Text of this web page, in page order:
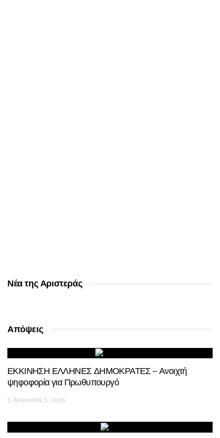
Νέα της Αριστεράς
Απόψεις
ΕΚΚΙΝΗΣΗ ΕΛΛΗΝΕΣ ΔΗΜΟΚΡΑΤΕΣ – Ανοιχτή
ψηφοφορία για Πρωθυπουργό
Αύγουστος 3, 2026